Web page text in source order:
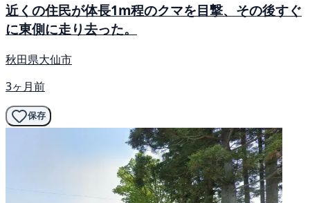
近くの住民が体長1m程のクマを目撃、その後すぐ
に東側に走り去った。
秋田県大仙市
3ヶ月前
保存